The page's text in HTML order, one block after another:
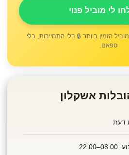
לי מוביל פנוי
הזמין ביותר 🔒 בלי התחייבות, בלי
ספאם.
אשקלון